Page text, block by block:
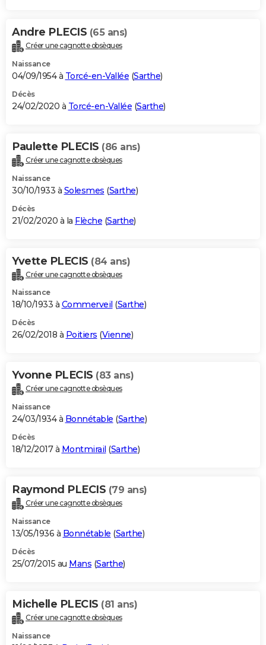
Andre PLECIS (65 ans)
Créer une cagnotte obsèques
Naissance
04/09/1954 à Torcé-en-Vallée (Sarthe)
Décès
24/02/2020 à Torcé-en-Vallée (Sarthe)
Paulette PLECIS (86 ans)
Créer une cagnotte obsèques
Naissance
30/10/1933 à Solesmes (Sarthe)
Décès
21/02/2020 à la Flèche (Sarthe)
Yvette PLECIS (84 ans)
Créer une cagnotte obsèques
Naissance
18/10/1933 à Commerveil (Sarthe)
Décès
26/02/2018 à Poitiers (Vienne)
Yvonne PLECIS (83 ans)
Créer une cagnotte obsèques
Naissance
24/03/1934 à Bonnétable (Sarthe)
Décès
18/12/2017 à Montmirail (Sarthe)
Raymond PLECIS (79 ans)
Créer une cagnotte obsèques
Naissance
13/05/1936 à Bonnétable (Sarthe)
Décès
25/07/2015 au Mans (Sarthe)
Michelle PLECIS (81 ans)
Créer une cagnotte obsèques
Naissance